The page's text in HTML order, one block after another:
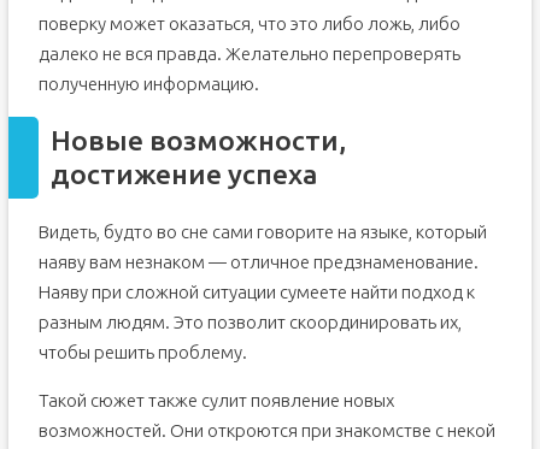
поверку может оказаться, что это либо ложь, либо
далеко не вся правда. Желательно перепроверять
полученную информацию.
Новые возможности,
достижение успеха
Видеть, будто во сне сами говорите на языке, который
наяву вам незнаком — отличное предзнаменование.
Наяву при сложной ситуации сумеете найти подход к
разным людям. Это позволит скоординировать их,
чтобы решить проблему.
Такой сюжет также сулит появление новых
возможностей. Они откроются при знакомстве с некой